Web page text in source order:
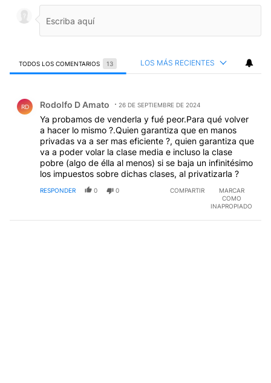
TODOS LOS COMENTARIOS 13 LOS MÁS RECIENTES
RD Rodolfo D Amato 26 DE SEPTIEMBRE DE 2024
Ya probamos de venderla y fué peor.Para qué volver
a hacer lo mismo ?.Quien garantiza que en manos
privadas va a ser mas eficiente ?, quien garantiza que
va a poder volar la clase media e incluso la clase
pobre (algo de élla al menos) si se baja un infinitésimo
los impuestos sobre dichas clases, al privatizarla ?
RESPONDER 0 0 COMPARTIR
MARCAR
COMO
INAPROPIADO